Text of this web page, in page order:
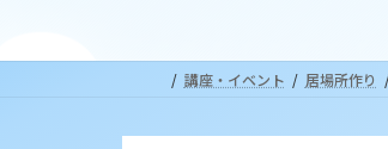
講座・イベント 居場所作り